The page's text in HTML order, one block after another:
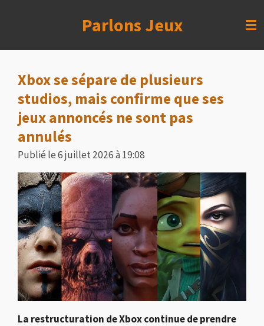
Parlons Jeux
Xbox se sépare de plusieurs
studios, mais confirme que ses
jeux annoncés ne sont pas
annulés
Publié le 6 juillet 2026 à 19:08
La restructuration de Xbox continue de prendre